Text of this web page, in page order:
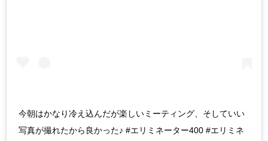
今朝はかなり冷え込んだが楽しいミーティング、そしていい
写真が撮れたから良かった♪ #エリミネーター400 #エリミネ